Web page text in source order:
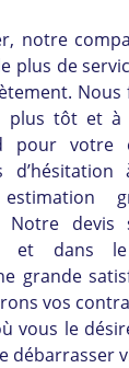
notre
plus de
plus tôt et à
pour votre
Notre
et dans
grande
vos
vous le
débarrasser